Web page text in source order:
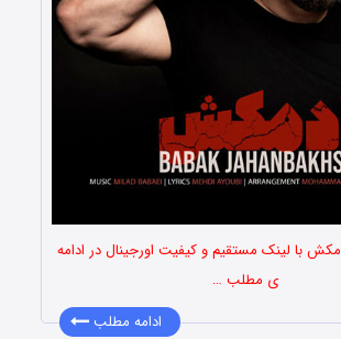
با لینک مستقیم و کیفیت اورجینال در ادامه
ی مطلب …
ادامه مطلب